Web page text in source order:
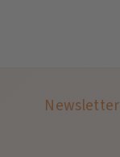
Newsletter